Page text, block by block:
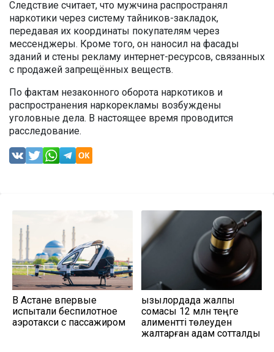
Следствие считает, что мужчина распространял
наркотики через систему тайников-закладок,
передавая их координаты покупателям через
мессенджеры. Кроме того, он наносил на фасады
зданий и стены рекламу интернет-ресурсов, связанных
с продажей запрещённых веществ.
По фактам незаконного оборота наркотиков и
распространения наркорекламы возбуждены
уголовные дела. В настоящее время проводится
расследование.
В Астане впервые
испытали беспилотное
аэротакси с пассажиром
Қызылордада жалпы
сомасы 12 млн теңге
алиментті төлеуден
жалтарған адам сотталды